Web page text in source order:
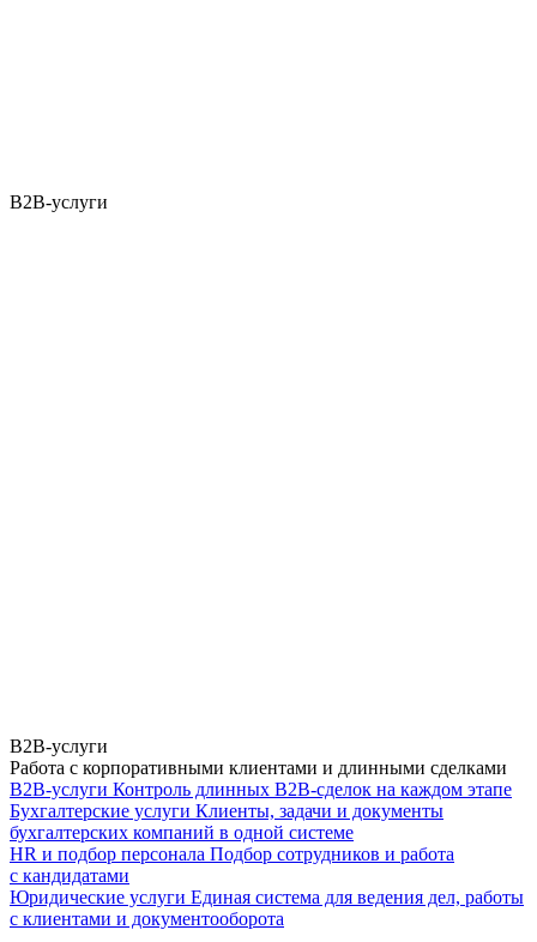
B2B-услуги
B2B-услуги
Работа с корпоративными клиентами и длинными сделками
B2B-услуги Контроль длинных B2B-сделок на каждом этапе
Бухгалтерские услуги Клиенты, задачи и документы
бухгалтерских компаний в одной системе
HR и подбор персонала Подбор сотрудников и работа
с кандидатами
Юридические услуги Единая система для ведения дел, работы
с клиентами и документооборота